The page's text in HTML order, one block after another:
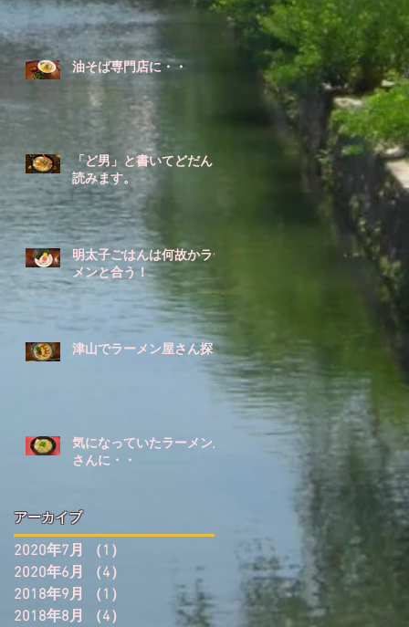
油そば専門店に・・
「ど男」と書いてどだんと
読みます。
明太子ごはんは何故かラー
メンと合う！
津山でラーメン屋さん探し
気になっていたラーメン屋
さんに・・
アーカイブ
2020年7月 （1）
2020年6月
（4）
2018年9月
（1）
1件の記事
2018年8月
（4） 4件の記事